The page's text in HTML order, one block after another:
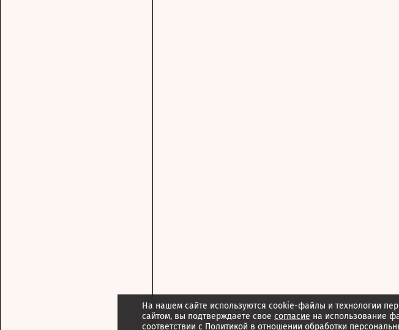
На нашем сайте используются cookie-файлы и технологии
сайтом, вы подтверждаете свое согласие на использование
соответствии с Политикой в отношении обработки